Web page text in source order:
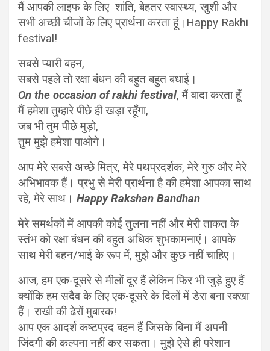
मैं आपकी लाइफ के लिए शांति, बेहतर स्वास्थ्य, खुशी और
सभी अच्छी चीजों के लिए प्रार्थना करता हूं।Happy Rakhi
festival!
सबसे प्यारी बहन,
सबसे पहले तो रक्षा बंधन की बहुत बहुत बधाई।
On the occasion of rakhi festival, मैं वादा करता हूँ
मैं हमेशा तुम्हारे पीछे ही खड़ा रहूँगा,
जब भी तुम पीछे मुड़ो,
तुम मुझे हमेशा पाओगे।
आप मेरे सबसे अच्छे मित्र, मेरे पथप्रदर्शक, मेरे गुरु और मेरे
अभिभावक हैं। प्रभु से मेरी प्रार्थना है की हमेशा आपका साथ
रहे, मेरे साथ। Happy Rakshan Bandhan
मेरे समर्थकों में आपकी कोई तुलना नहीं और मेरी ताकत के
स्तंभ को रक्षा बंधन की बहुत अधिक शुभकामनाएं। आपके
साथ मेरी बहन/भाई के रूप में, मुझे और कुछ नहीं चाहिए।
आज, हम एक-दूसरे से मीलों दूर हैं लेकिन फिर भी जुड़े हुए हैं
क्योंकि हम सदैव के लिए एक-दूसरे के दिलों में डेरा बना रक्खा
हैं। राखी की ढेरों मुबारक!
आप एक आदर्श कष्टप्रद बहन हैं जिसके बिना मैं अपनी
जिंदगी की कल्पना नहीं कर सकता। मुझे ऐसे ही परेशान